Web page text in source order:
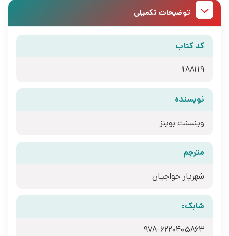
توضیحات تکمیلی
کد کتاب
188119
نویسنده
وینسنت بوینز
مترجم
شهریار خواجیان
شابک:
978-6220405863